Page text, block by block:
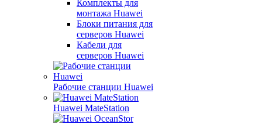
Комплекты для
монтажа Huawei
Блоки питания для
серверов Huawei
Кабели для
серверов Huawei
Рабочие станции Huawei
Huawei MateStation